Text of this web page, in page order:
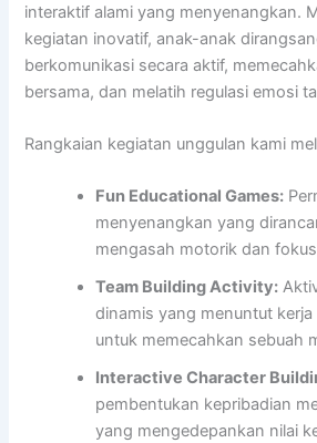
interaktif alami yang menyenangkan.
kegiatan inovatif, anak-anak
berkomunikasi secara aktif,
bersama, dan melatih regulasi emosi
Rangkaian kegiatan unggulan kami
Fun Educational Games:
menyenangkan yang
mengasah motorik dan
Team Building Activity:
dinamis yang menuntut
untuk memecahkan sebuah
Interactive Character
pembentukan kepribadian
yang mengedepankan nilai